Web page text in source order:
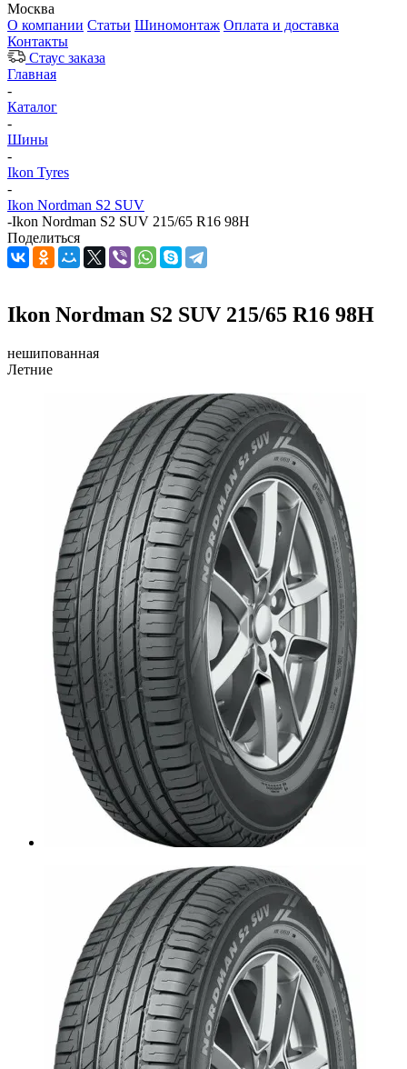
Москва
О компании Статьи Шиномонтаж Оплата и доставка
Контакты
Стаус заказа
Главная
-
Каталог
-
Шины
-
Ikon Tyres
-
Ikon Nordman S2 SUV
-Ikon Nordman S2 SUV 215/65 R16 98H
Поделиться
Ikon Nordman S2 SUV 215/65 R16 98H
нешипованная
Летние